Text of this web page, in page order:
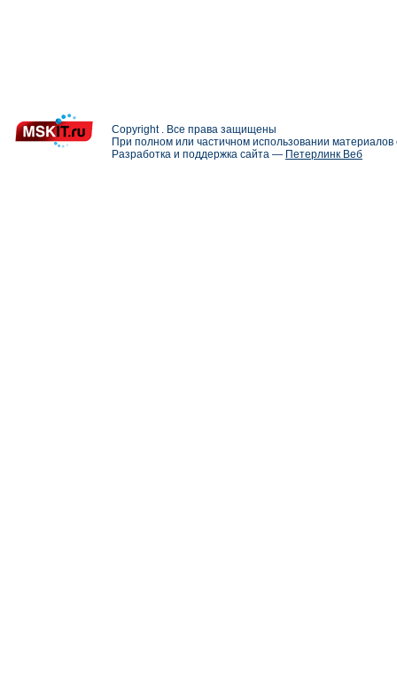
Copyright . Все права защищены
При полном или частичном использовании
Разработка и поддержка сайта — Петерлинк Веб